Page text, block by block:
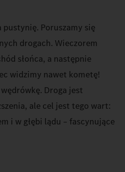
pustynię. Poruszamy się
drogach. Wieczorem
słońca, a następnie
widzimy nawet kometę!
Droga jest
ale cel jest tego wart:
i w głębi lądu – fascynujące